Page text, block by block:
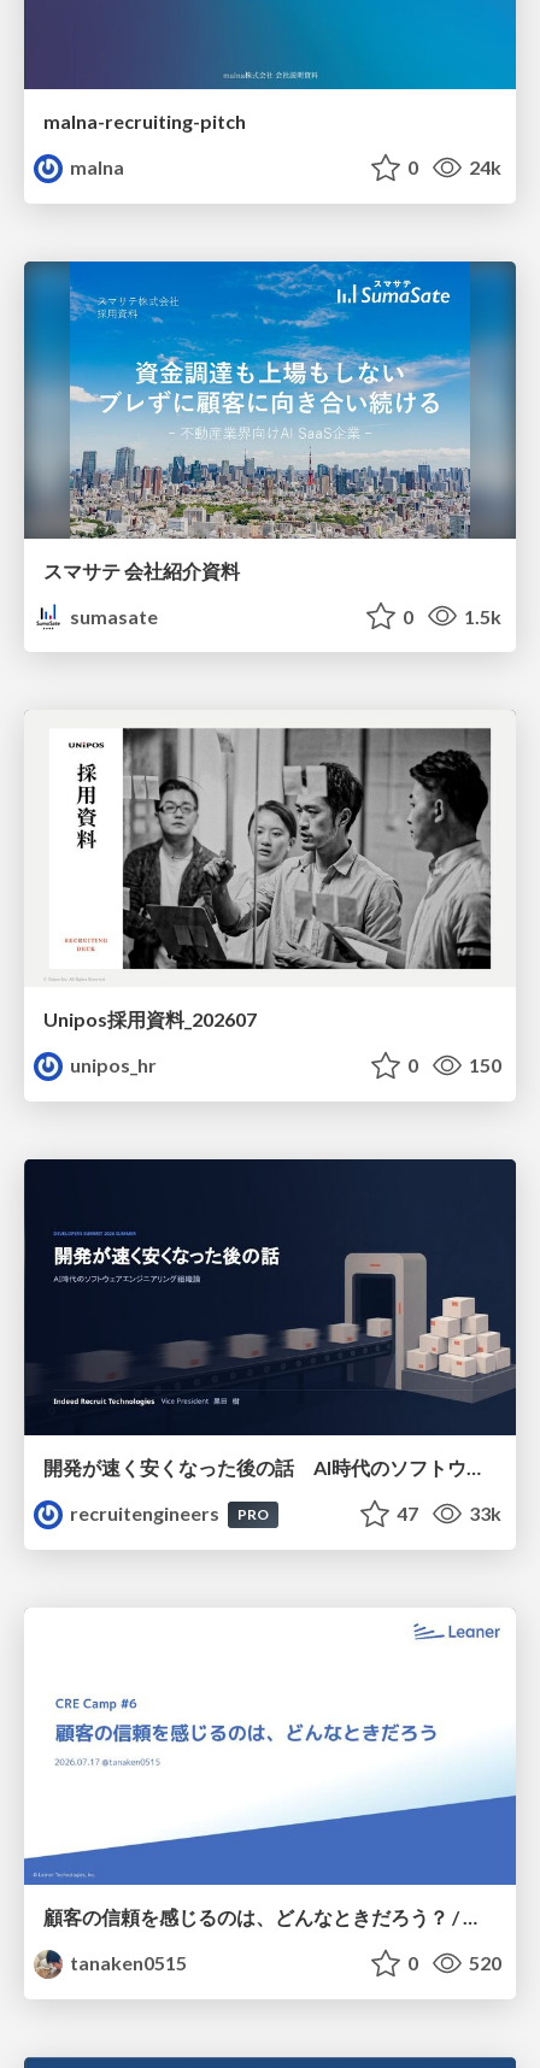
malna-recruiting-pitch
malna
0 24k
スマサテ 会社紹介資料
sumasate
0 1.5k
Unipos採用資料_202607
unipos_hr
0 150
開発が速く安くなった後の話 AI時代のソフトウェアエンジニアリング組織論 #devsumi
recruitengineers
PRO 47 33k
tanaken0515
0 520